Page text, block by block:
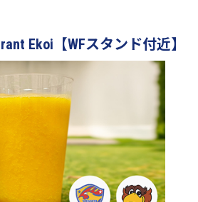
Ekoi【WFスタンド付近】